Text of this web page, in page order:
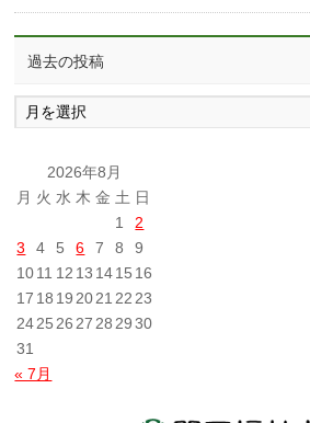
過去の投稿
過
去
2026年8月
月 火 水 木 金 土 日
1
2
3
4 5 6 7 8
9
1011 12 13 1415 16
17 18 19 2021 22 23
2425 26 27 28 29 30
31
« 7月